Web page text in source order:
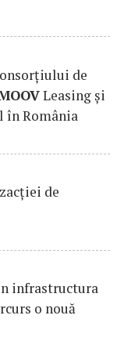
de
Leasing și
în România
de
infrastructura
o nouă